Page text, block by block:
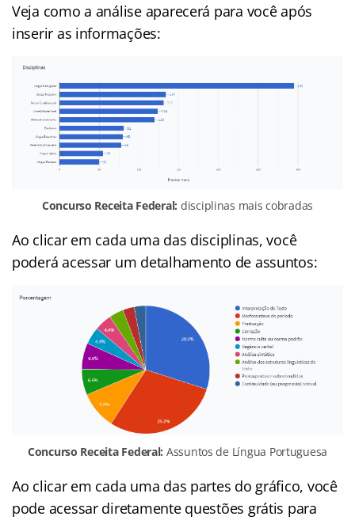
Veja como a análise aparecerá para você após
inserir as informações:
Concurso Receita Federal: disciplinas mais cobradas
Ao clicar em cada uma das disciplinas, você
poderá acessar um detalhamento de assuntos:
Concurso Receita Federal: Assuntos de Língua Portuguesa
Ao clicar em cada uma das partes do gráfico, você
pode acessar diretamente questões grátis para